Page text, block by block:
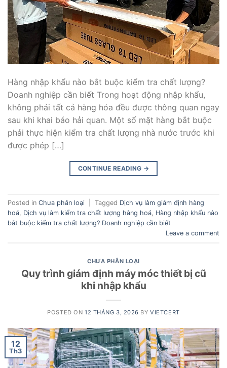
Hàng nhập khẩu nào bắt buộc kiểm tra chất lượng?
Doanh nghiệp cần biết Trong hoạt động nhập khẩu,
không phải tất cả hàng hóa đều được thông quan ngay
sau khi khai báo hải quan. Một số mặt hàng bắt buộc
phải thực hiện kiểm tra chất lượng nhà nước trước khi
được phép […]
CONTINUE READING →
Posted in Chưa phân loại Tagged Dịch vụ làm giám định hàng
hoá, Dịch vụ làm kiểm tra chất lượng hàng hoá, Hàng nhập khẩu nào
bắt buộc kiểm tra chất lượng? Doanh nghiệp cần biết
Leave a comment
CHƯA PHÂN LOẠI
Quy trình giám định máy móc thiết bị cũ
khi nhập khẩu
POSTED ON 12 THÁNG 3, 2026 BYVIETCERT
12
Th3